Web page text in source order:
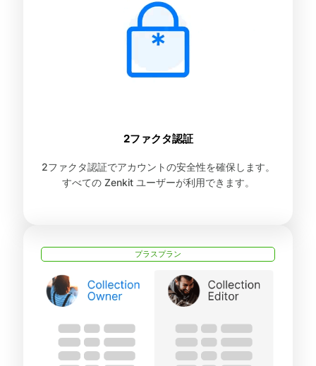
2ファクタ認証
2ファクタ認証でアカウントの安全性を確保します。
すべての Zenkit ユーザーが利用できます。
プラスプラン